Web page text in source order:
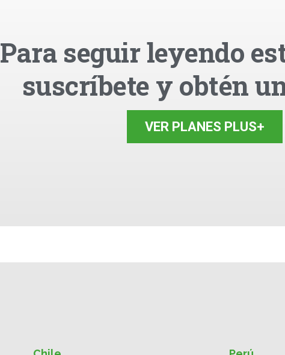
Para seguir leyendo
suscríbete y obtén
VER PLANES PLUS+